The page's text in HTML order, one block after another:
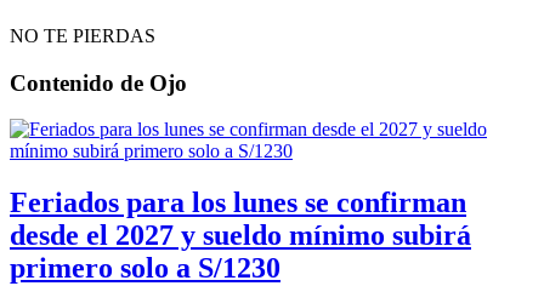
NO TE PIERDAS
Contenido de Ojo
Feriados para los lunes se confirman
desde el 2027 y sueldo mínimo subirá
primero solo a S/1230